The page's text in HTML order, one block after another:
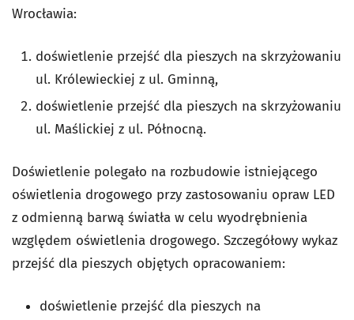
Wrocławia:
doświetlenie przejść dla pieszych na skrzyżowaniu
ul. Królewieckiej z ul. Gminną,
doświetlenie przejść dla pieszych na skrzyżowaniu
ul. Maślickiej z ul. Północną.
Doświetlenie polegało na rozbudowie istniejącego
oświetlenia drogowego przy zastosowaniu opraw LED
z odmienną barwą światła w celu wyodrębnienia
względem oświetlenia drogowego. Szczegółowy wykaz
przejść dla pieszych objętych opracowaniem:
doświetlenie przejść dla pieszych na